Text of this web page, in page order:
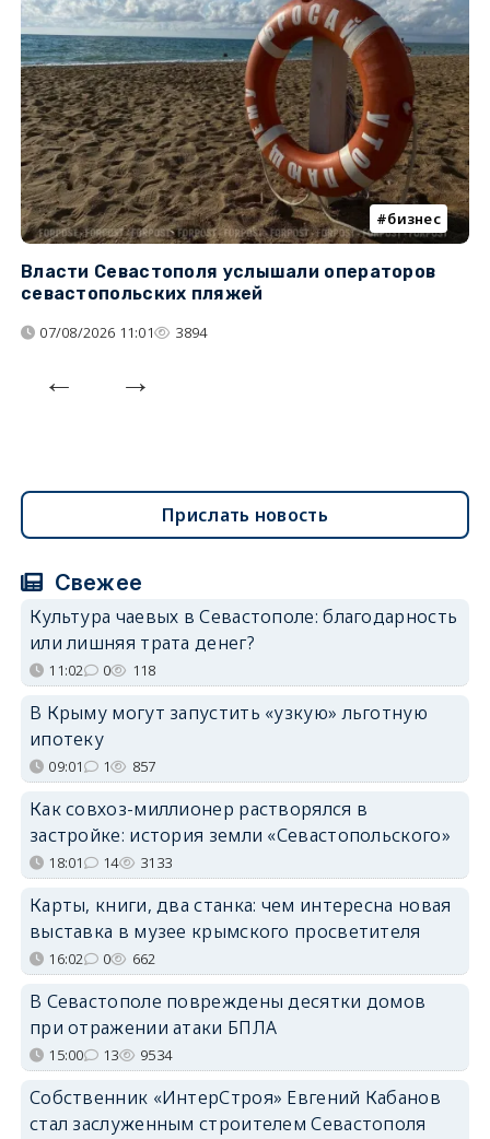
бизнес
Власти Севастополя услышали операторов
севастопольских пляжей
07/08/2026 11:01 3894
Прислать новость
Свежее
Культура чаевых в Севастополе: благодарность
или лишняя трата денег?
11:02 0 118
В Крыму могут запустить «узкую» льготную
ипотеку
09:01 1 857
Как совхоз-миллионер растворялся в
застройке: история земли «Севастопольского»
18:01 14 3133
Карты, книги, два станка: чем интересна новая
выставка в музее крымского просветителя
16:02 0 662
В Севастополе повреждены десятки домов
при отражении атаки БПЛА
15:00 13 9534
Собственник «ИнтерСтроя» Евгений Кабанов
стал заслуженным строителем Севастополя